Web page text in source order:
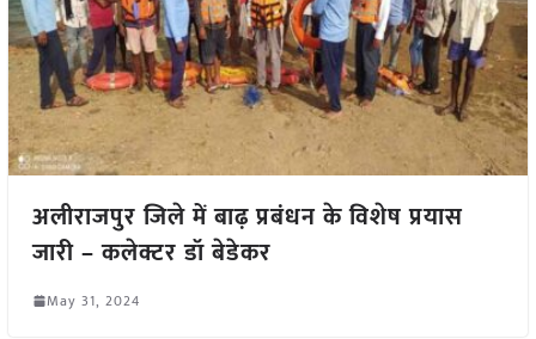
अलीराजपुर जिले में बाढ़ प्रबंधन के विशेष प्रयास
जारी – कलेक्टर डॉ बेडेकर
May 31, 2024